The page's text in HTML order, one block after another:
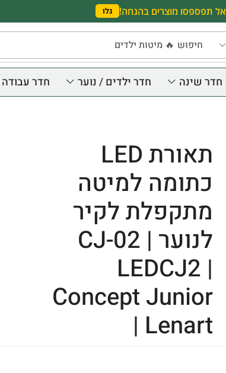
אל תפספסו מוצרים בהנחה! גלו
חיפוש 🔥 מיטות ילדים
חדר שינה חדר ילדים / נוער חדר עבודה
תאורת LED
כתומה למיטה
מתקפלת לקיר
לנוער CJ-02 |
LEDCJ2 |
Concept Junior
| Lenart